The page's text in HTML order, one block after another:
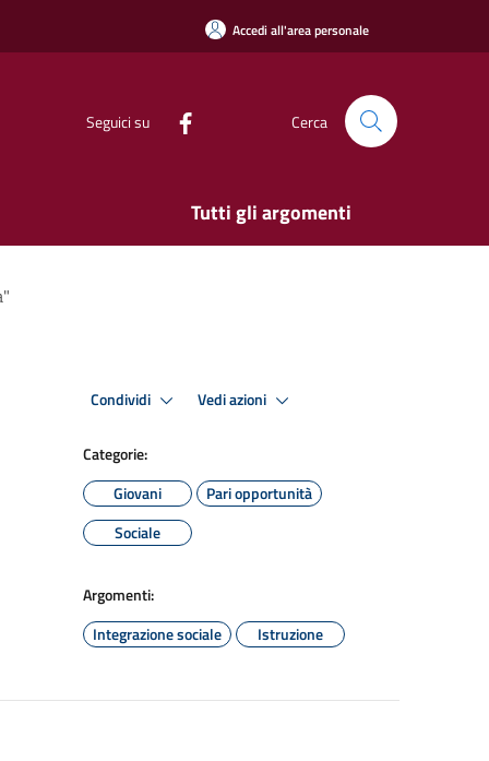
Accedi all'area personale
Seguici su Cerca
Tutti gli argomenti
Condividi Vedi azioni
Categorie:
Giovani
Pari opportunità
Sociale
Argomenti:
Integrazione sociale
Istruzione